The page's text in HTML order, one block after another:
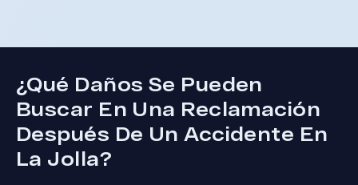
¿Qué Daños Se Pueden
Buscar En Una Reclamación
Después De Un Accidente En
La Jolla?